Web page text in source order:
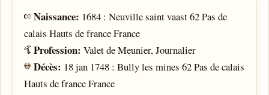
Naissance: 1684 : Neuville saint vaast 62 Pas de
calais Hauts de france France
Profession:Valet de Meunier, Journalier
Décès: 18 jan 1748 : Bully les mines 62 Pas de calais
Hauts de france France